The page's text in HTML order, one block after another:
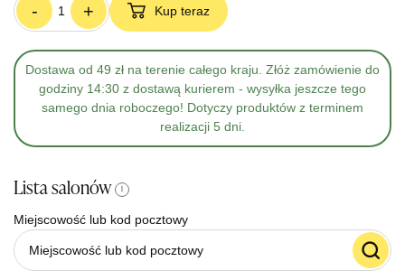
- + Kup teraz
Dostawa od 49 zł na terenie całego kraju. Złóż zamówienie do
godziny 14:30 z dostawą kurierem - wysyłka jeszcze tego
samego dnia roboczego! Dotyczy produktów z terminem
realizacji 5 dni.
Lista salonów i
Miejscowość lub kod pocztowy